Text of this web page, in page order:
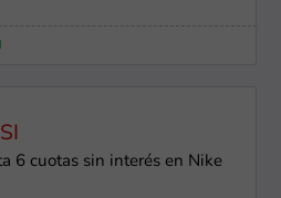
6 cuotas sin interés en Nike